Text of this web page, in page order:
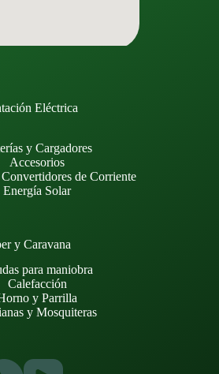
Eléctrica
y Cargadores
Accesorios
de Corriente
Energía Solar
y Caravana
para maniobra
Calefacción
y Parrilla
y Mosquiteras